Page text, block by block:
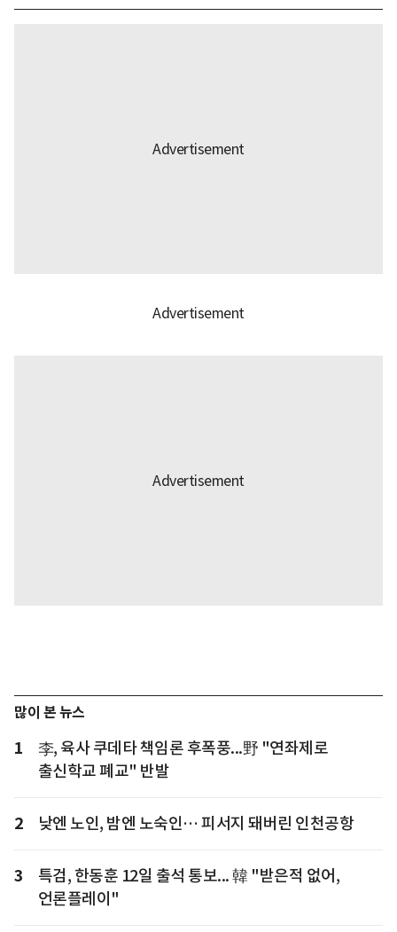
많이 본 뉴스
1
李, 육사 쿠데타 책임론 후폭풍...野 "연좌제로
출신학교 폐교" 반발
2 낮엔 노인, 밤엔 노숙인… 피서지 돼버린 인천공항
3
특검, 한동훈 12일 출석 통보... 韓 "받은적 없어,
언론플레이"